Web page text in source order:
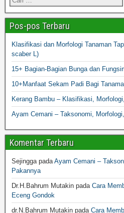
Pos-pos Terbaru
Klasifikasi dan Morfologi Tanaman
scaber L)
15+ Bagian-Bagian Bunga dan
10+Manfaat Sekam Padi Bagi
Kerang Bambu – Klasifikasi,
Ayam Cemani – Taksonomi,
Komentar Terbaru
SejinggapadaAyam Cemani –
Pakannya
Dr.H.Bahrum Mutakin pada Cara
Eceng Gondok
dr.N.Bahrum Mutakin pada Cara